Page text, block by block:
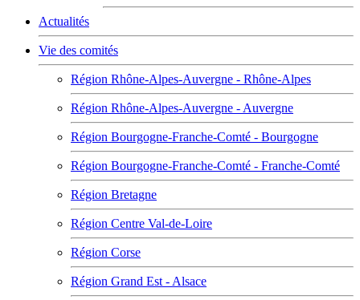
Actualités
Vie des comités
Région Rhône-Alpes-Auvergne - Rhône-Alpes
Région Rhône-Alpes-Auvergne - Auvergne
Région Bourgogne-Franche-Comté - Bourgogne
Région Bourgogne-Franche-Comté - Franche-Comté
Région Bretagne
Région Centre Val-de-Loire
Région Corse
Région Grand Est - Alsace